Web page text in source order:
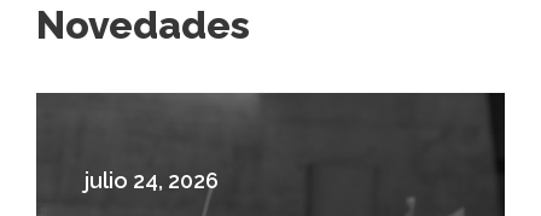
Novedades
julio 24, 2026